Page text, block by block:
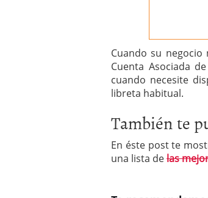
Cuando su
Cuenta Asociada
cuando necesite
libreta habitual.
También te
En éste post te
una lista delas